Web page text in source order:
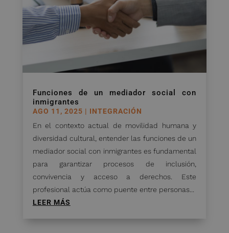
Funciones de un mediador social con
inmigrantes
AGO 11, 2025 | INTEGRACIÓN
En el contexto actual de movilidad humana y
diversidad cultural, entender las funciones de un
mediador social con inmigrantes es fundamental
para garantizar procesos de inclusión,
convivencia y acceso a derechos. Este
profesional actúa como puente entre personas...
LEER MÁS